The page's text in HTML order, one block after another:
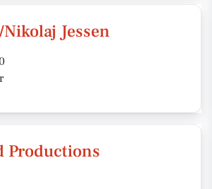
Jessen
Productions